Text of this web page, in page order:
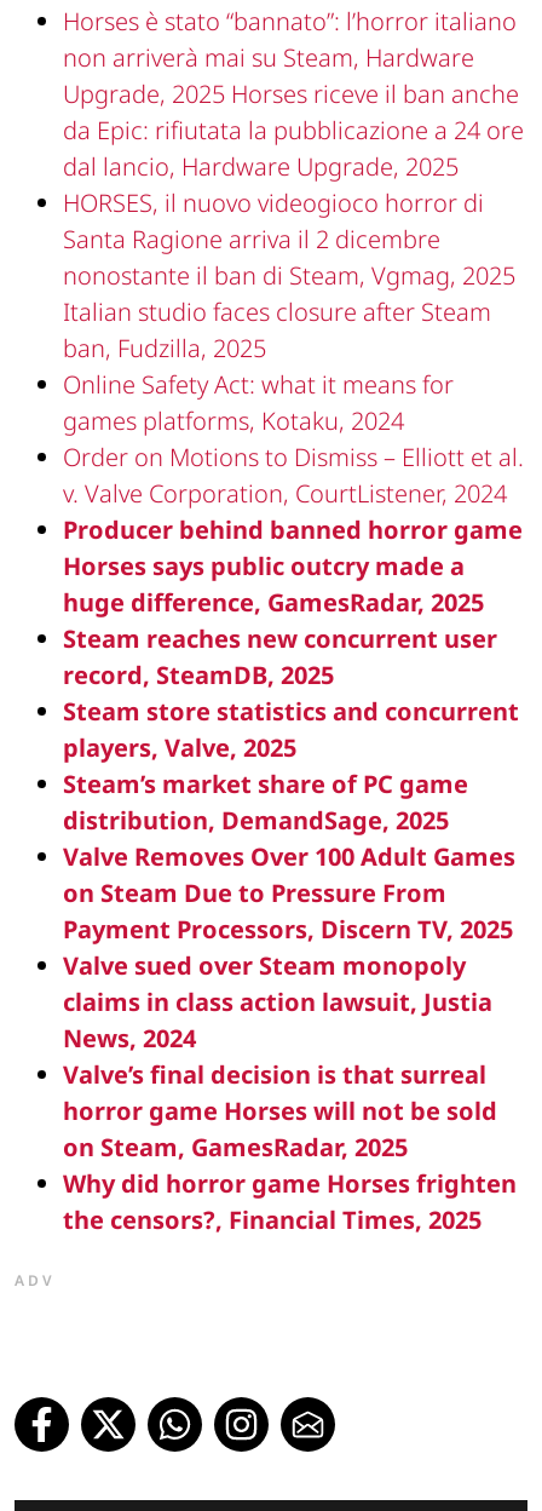
Horses è stato “bannato”: l’horror italiano
non arriverà mai su Steam, Hardware
Upgrade, 2025 Horses riceve il ban anche
da Epic: rifiutata la pubblicazione a 24 ore
dal lancio, Hardware Upgrade, 2025
HORSES, il nuovo videogioco horror di
Santa Ragione arriva il 2 dicembre
nonostante il ban di Steam, Vgmag, 2025
Italian studio faces closure after Steam
ban, Fudzilla, 2025
Online Safety Act: what it means for
games platforms, Kotaku, 2024
Order on Motions to Dismiss – Elliott et al.
v. Valve Corporation, CourtListener, 2024
Producer behind banned horror game
Horses says public outcry made a
huge difference, GamesRadar, 2025
Steam reaches new concurrent user
record, SteamDB, 2025
Steam store statistics and concurrent
players, Valve, 2025
Steam’s market share of PC game
distribution, DemandSage, 2025
Valve Removes Over 100 Adult Games
on Steam Due to Pressure From
Payment Processors, Discern TV, 2025
Valve sued over Steam monopoly
claims in class action lawsuit, Justia
News, 2024
Valve’s final decision is that surreal
horror game Horses will not be sold
on Steam, GamesRadar, 2025
Why did horror game Horses frighten
the censors?, Financial Times, 2025
ADV